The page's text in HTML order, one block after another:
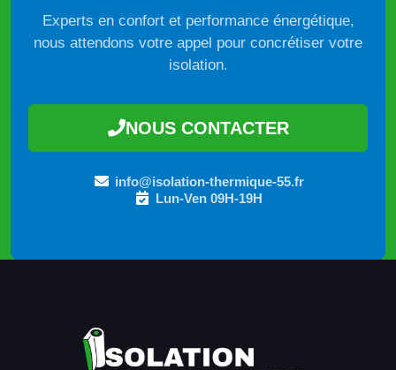
Experts en confort et performance énergétique,
nous attendons votre appel pour concrétiser votre
isolation.
NOUS CONTACTER
info@isolation-thermique-55.fr
Lun-Ven 09H-19H